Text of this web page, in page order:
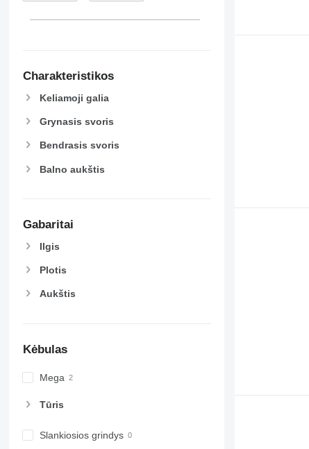
Charakteristikos
Keliamoji galia
Grynasis svoris
Bendrasis svoris
Balno aukštis
Gabaritai
Ilgis
Plotis
Aukštis
Kėbulas
Mega
Tūris
Slankiosios grindys